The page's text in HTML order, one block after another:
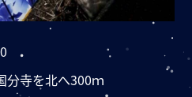
分寺を北へ300ｍ